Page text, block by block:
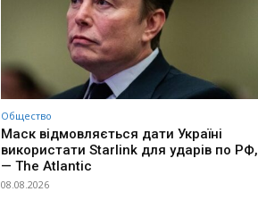
Общество
Маск відмовляється дати Україні
використати Starlink для ударів по РФ,
— The Atlantic
08.08.2026